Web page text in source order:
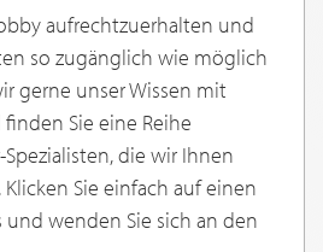
aufrechtzuerhalten und
so zugänglich wie möglich
gerne unser Wissen mit
Sie eine Reihe
Spezialisten, die wir Ihnen
Sie einfach auf einen
wenden Sie sich an den